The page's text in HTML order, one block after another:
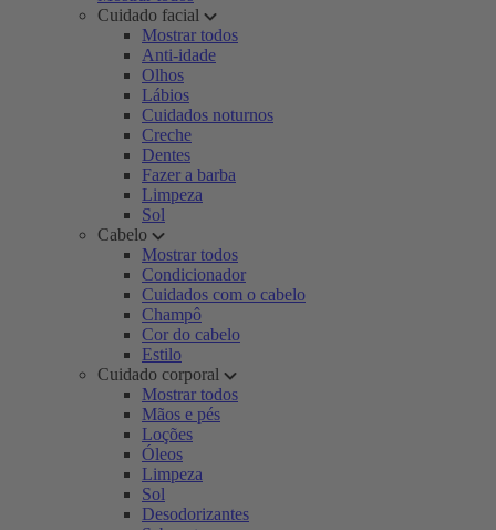
Cuidado facial
Mostrar todos
Anti-idade
Olhos
Lábios
Cuidados noturnos
Creche
Dentes
Fazer a barba
Limpeza
Sol
Cabelo
Mostrar todos
Condicionador
Cuidados com o cabelo
Champô
Cor do cabelo
Estilo
Cuidado corporal
Mostrar todos
Mãos e pés
Loções
Óleos
Limpeza
Sol
Desodorizantes